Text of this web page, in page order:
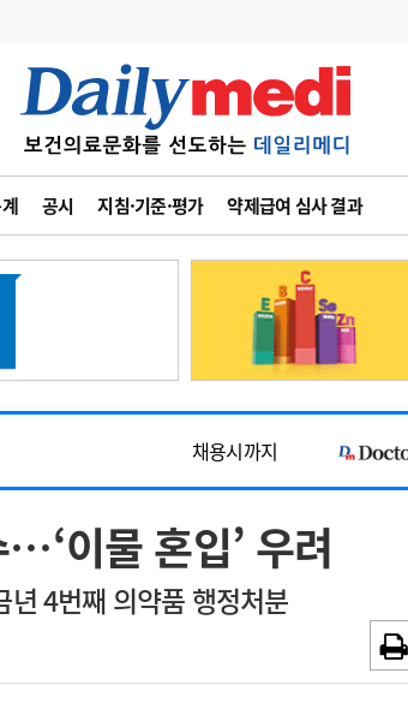
공시 지침·기준·평가 약제급여 심사 결과
6
관리급여 실시
지필공 지원책
수련환경 개선
의과대학 입시
사고
수첩
정책/통계 공시
광고안내
~2026-08-31
채용시까지
채용시까지
~2026-08-15
~2026-08-31
채용시까지
이물 혼입’ 우려
4번째 의약품 행정처분